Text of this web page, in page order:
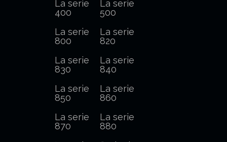
La serie
400
La serie
500
La serie
800
La serie
820
La serie
830
La serie
840
La serie
850
La serie
860
La serie
870
La serie
880